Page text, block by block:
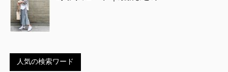
人気の検索ワード